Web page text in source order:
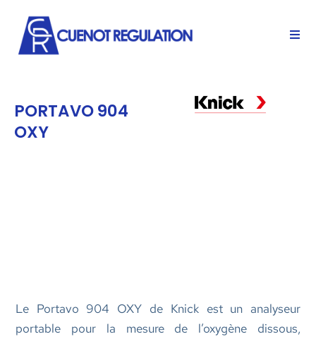
PORTAVO 904
OXY
Le Portavo 904 OXY de Knick est un analyseur
portable pour la mesure de l’oxygène dissous,